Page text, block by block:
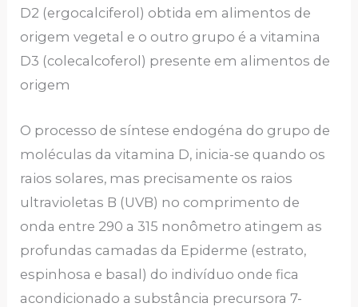
D2 (ergocalciferol) obtida em alimentos de
origem vegetal e o outro grupo é a vitamina
D3 (colecalcoferol) presente em alimentos de
origem
O processo de síntese endogéna do grupo de
moléculas da vitamina D, inicia-se quando os
raios solares, mas precisamente os raios
ultravioletas B (UVB) no comprimento de
onda entre 290 a 315 nonômetro atingem as
profundas camadas da Epiderme (estrato,
espinhosa e basal) do indivíduo onde fica
acondicionado a substância precursora 7-